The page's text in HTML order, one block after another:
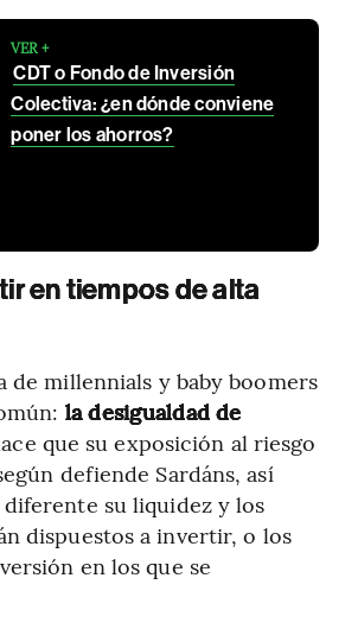
VER +
CDT o Fondo de Inversión
Colectiva: ¿en dónde conviene
poner los ahorros?
en tiempos de alta
de millennials y baby boomers
la desigualdad de
que su exposición al riesgo
defiende Sardáns, así
su liquidez y los
dispuestos a invertir, o los
en los que se